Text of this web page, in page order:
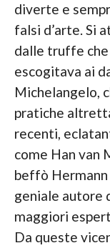
diverte e
falsi d’arte. Si
dalle truffe
escogitava ai
Michelangelo,
pratiche
recenti,
come Han van
beffò Hermann
geniale autore
maggiori
Da queste